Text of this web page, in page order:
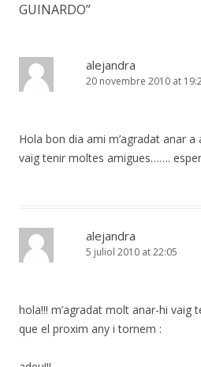
GUINARDO”
alejandra
20 novembre 2010 at
Hola bon dia ami m’agradat anar
vaig tenir moltes amigues…….
alejandra
5 juliol 2010 at 22:05
hola!!! m’agradat molt anar-hi vaig
que el proxim any i tornem :